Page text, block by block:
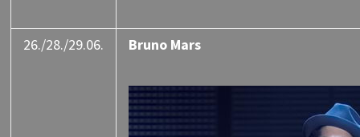
26./28./29.06. Bruno Mars